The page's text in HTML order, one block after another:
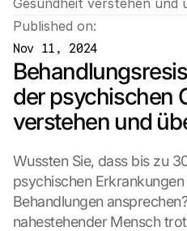
Gesundheit verstehen und
Published on:
Nov 11, 2024
der psychischen
verstehen und
Wussten Sie, dass bis zu
psychischen
Behandlungen
nahestehender Mensch